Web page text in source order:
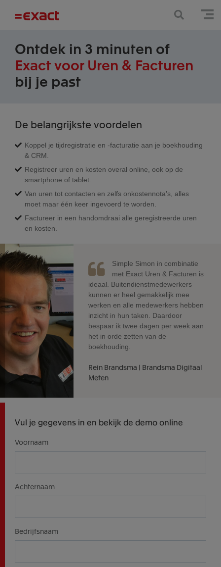
Ontdek in 3 minuten of
Exact voor Uren & Facturen
bij je past
De belangrijkste voordelen
Koppel je tijdregistratie en -facturatie aan je boekhouding
& CRM.
Registreer uren en kosten overal online, ook op de
smartphone of tablet.
Van uren tot contacten en zelfs onkostennota's, alles
moet maar één keer ingevoerd te worden.
Factureer in een handomdraai alle geregistreerde uren
en kosten.
Simple Simon in combinatie
met Exact Uren & Facturen is
ideaal. Buitendienstmedewerkers
kunnen er heel gemakkelijk mee
werken en alle medewerkers hebben
inzicht in hun taken. Daardoor
bespaar ik twee dagen per week aan
het in orde zetten van de
boekhouding.
Rein Brandsma | Brandsma Digitaal
Meten
Vul je gegevens in en bekijk de demo online
Voornaam
Achternaam
Bedrijfsnaam